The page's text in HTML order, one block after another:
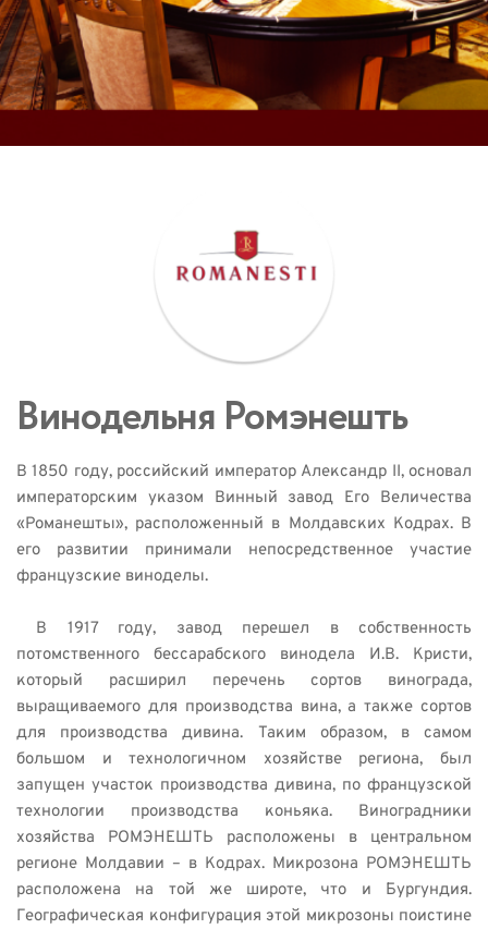
Винодельня Ромэнешть
В 1850 году, российский император Александр II, основал
императорским указом Винный завод Его Величества
«Романешты», расположенный в Молдавских Кодрах. В
его развитии принимали непосредственное участие
французские виноделы.
потомственного бессарабского винодела И.В. Кристи,
который расширил перечень сортов винограда,
выращиваемого для производства вина, а также сортов
для производства дивина. Таким образом, в самом
большом и технологичном хозяйстве региона, был
запущен участок производства дивина, по французской
технологии производства коньяка. Виноградники
хозяйства РОМЭНЕШТЬ расположены в центральном
регионе Молдавии – в Кодрах. Микрозона РОМЭНЕШТЬ
расположена на той же широте, что и Бургундия.
Географическая конфигурация этой микрозоны поистине